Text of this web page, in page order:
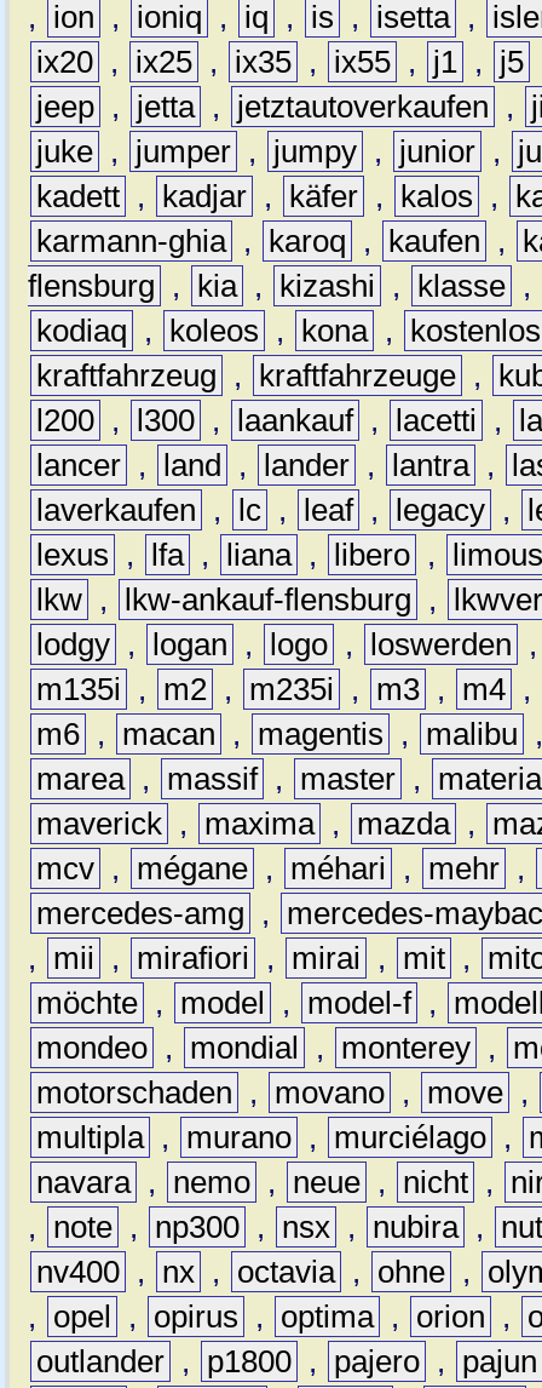
,
ion , ioniq , iq , is , isetta ,
ix20 , ix25 , ix35 , ix55 , j1 , j5
jeep , jetta , jetztautoverkaufen ,
juke , jumper , jumpy , junior ,
kadett , kadjar , käfer , kalos ,
karmann-ghia , karoq , kaufen ,
flensburg
, kia , kizashi , klasse ,
kodiaq
, koleos , kona ,
kostenlos
kraftfahrzeug
, kraftfahrzeuge ,
l200 , l300 , laankauf , lacetti ,
lancer , land , lander , lantra ,
laverkaufen
, lc , leaf , legacy ,
lexus
, lfa , liana , libero ,
lkw , lkw-ankauf-flensburg ,
lodgy , logan , logo , loswerden
m135i
, m2 , m235i , m3 , m4 ,
m6 , macan , magentis , malibu
marea , massif , master ,
materia
maverick , maxima , mazda ,
mcv , mégane , méhari , mehr ,
mercedes-amg
,
mercedes-
,
mii , mirafiori , mirai , mit ,
möchte , model , model-f ,
mondeo , mondial , monterey ,
motorschaden
, movano , move ,
multipla , murano , murciélago ,
navara , nemo , neue , nicht ,
,
note , np300 , nsx , nubira ,
nv400 , nx , octavia , ohne ,
,
opel , opirus , optima , orion ,
outlander , p1800 , pajero ,
pajun